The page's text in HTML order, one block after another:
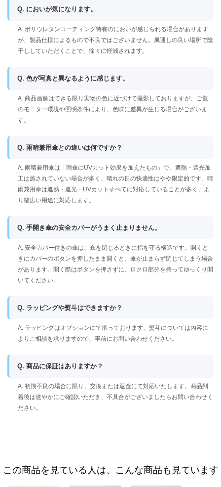
Q. においが気になります。
A. ポリウレタンコーティング特有のにおいが感じられる場合があります
が、製品仕様によるもので不良ではございません。風通しの良い場所で陰
干ししていただくことで、徐々に軽減されます。
Q. 色が写真と異なるように感じます。
A. 商品画像はできる限り実物の色に近づけて撮影しておりますが、ご覧
のモニター環境や照明条件により、色味に差異が生じる場合がございま
す。
Q. 雨晴兼用傘との違いは何ですか？
A. 雨晴兼用傘は「雨傘にUVカット効果を加えたもの」で、遮熱・遮光加
工は施されていない場合が多く、晴れの日の快適性はやや限定的です。晴
雨兼用傘は遮熱・遮光・UVカットすべてに対応していることが多く、よ
り幅広い用途に対応します。
Q. 手開き傘の安全カバーがうまく止まりません。
A. 安全カバー付きの傘は、傘を閉じるときに指を守る構造です。開くと
きにカバーのボタンを押したまま開くと、傘が止まらず閉じてしまう場合
があります。開く際はボタンを押さずに、ロクロ部分を持ってゆっくり開
いてください。
Q. ラッピングや熨斗はできますか？
A. ラッピングはオプションにて承っております。熨斗については内容に
よりご相談を承りますので、事前にお問い合わせください。
Q. 商品に保証はありますか？
A. 初期不良の場合に限り、交換または返金にて対応いたします。商品到
着後は速やかにご確認いただき、不具合がございましたらお問い合わせく
ださい。
この商品を見ている人は、こんな商品も見ています